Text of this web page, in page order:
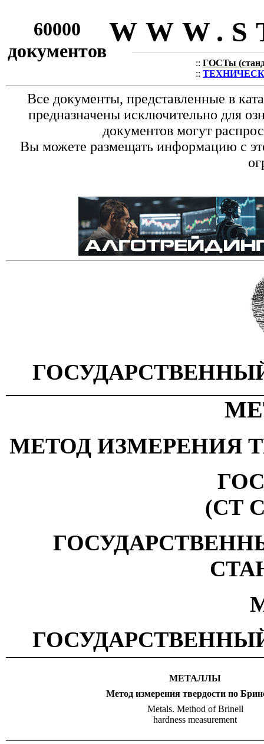
60000
документов
:: ГОСТы
::
Все документы, представленные в
предназначены исключительно для
документов могут
Вы можете размещать информацию с
МЕТОД ИЗМЕРЕНИЯ
(СТ
МЕТАЛЛЫ
Метод измерения твердости по
Metals. Method of Brinell
hardness measurement